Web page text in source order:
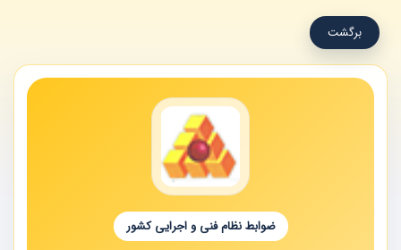
برگشت
ضوابط نظام فنی و اجرایی کشور